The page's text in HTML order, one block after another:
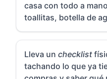
casa con todo a
toallitas, botella de
Lleva un checklist
tachando lo que ya